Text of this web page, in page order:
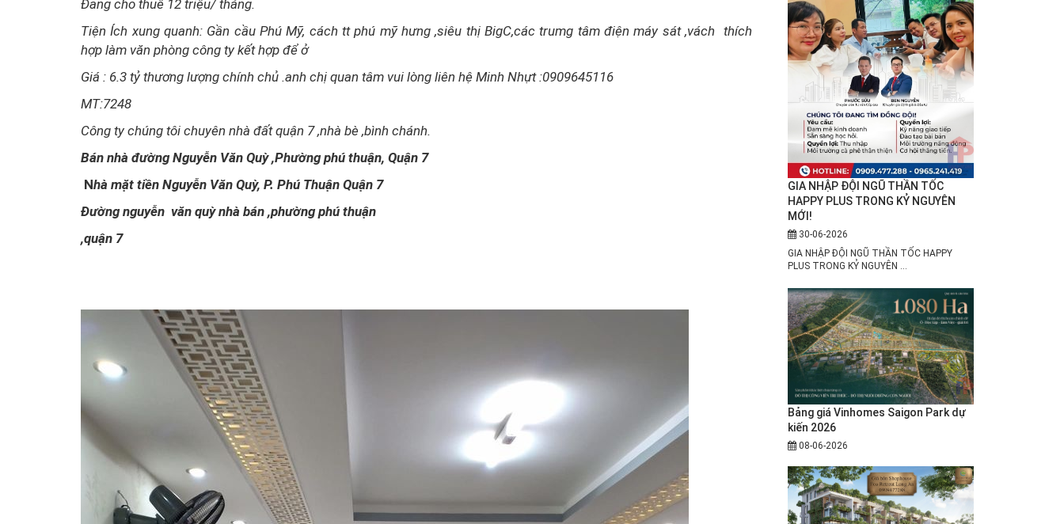
Đang cho thuê 12 triệu/ tháng.
Tiện Ích xung quanh: Gần cầu Phú Mỹ, cách tt phú mỹ hưng ,siêu thị BigC,các trumg tâm điện máy sát ,vách thích
hợp làm văn phòng công ty kết hợp để ở
Giá : 6.3 tỷ thương lượng chính chủ .anh chị quan tâm vui lòng liên hệ Minh Nhựt :0909645116
MT:7248
Công ty chúng tôi chuyên nhà đất quận 7 ,nhà bè ,bình chánh.
Bán nhà đường Nguyễn Văn Quỳ ,Phường phú thuận, Quận 7
Nhà mặt tiền Nguyễn Văn Quỳ, P. Phú Thuận Quận 7
Đường nguyễn văn quỳ nhà bán ,phường phú thuận
,quận 7
GIA NHẬP ĐỘI NGŨ THẦN TỐC
HAPPY PLUS TRONG KỶ NGUYÊN
MỚI!
30-06-2026
GIA NHẬP ĐỘI NGŨ THẦN TỐC HAPPY
PLUS TRONG KỶ NGUYÊN ...
Bảng giá Vinhomes Saigon Park dự
kiến 2026
08-06-2026